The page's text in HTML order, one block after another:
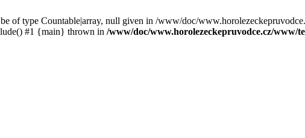
of type Countable|array, null given in /www/doc/
#1 {main} thrown in /www/doc/www.horolezeckepruvodce.cz/www/